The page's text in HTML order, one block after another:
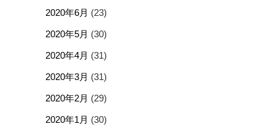
2020年6月 (23)
2020年5月 (30)
2020年4月 (31)
2020年3月 (31)
2020年2月 (29)
2020年1月 (30)